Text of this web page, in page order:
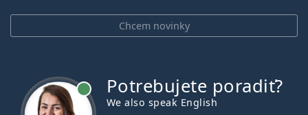
Chcem novinky
Potrebujete poradiť?
We also speak English